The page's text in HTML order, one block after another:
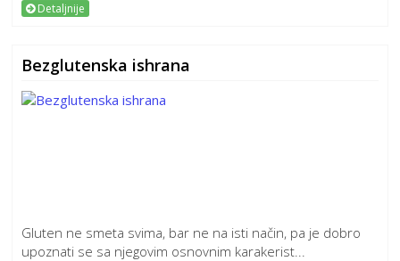
Detaljnije
Bezglutenska ishrana
Gluten ne smeta svima, bar ne na isti način, pa je dobro
upoznati se sa njegovim osnovnim karakerist...